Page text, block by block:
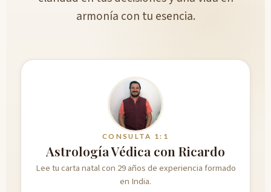
armonía con tu esencia.
CONSULTA 1:1
Astrología Védica con Ricardo
Lee tu carta natal con 29 años de experiencia formado
en India.